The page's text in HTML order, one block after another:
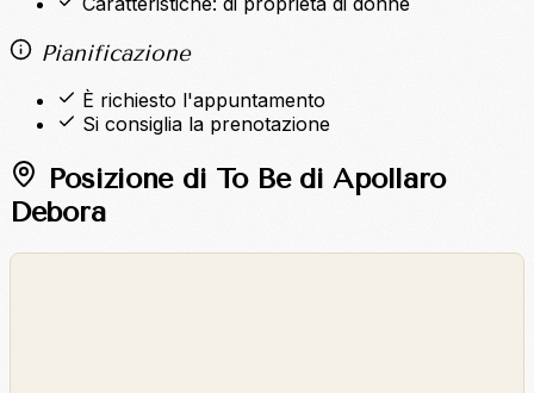
Pianificazione
È richiesto l'appuntamento
Si consiglia la prenotazione
Posizione di To Be di Apollaro
Debora